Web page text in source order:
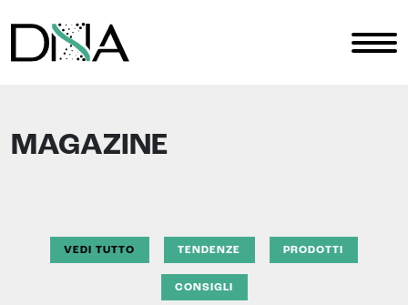
MAGAZINE
VEDI TUTTO TENDENZE PRODOTTI
CONSIGLI